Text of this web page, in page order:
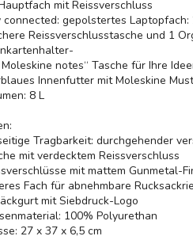
mit Reissverschluss
connected: gepolstertes Laptopfach:
Reissverschlusstasche und 1
Moleskine notes“ Tasche für Ihre
Innenfutter mit Moleskine
8 L
Tragbarkeit: durchgehender
mit verdecktem Reissverschluss
mit mattem Gunmetal-
Fach für abnehmbare
mit Siebdruck-Logo
100% Polyurethan
27 x 37 x 6,5 cm